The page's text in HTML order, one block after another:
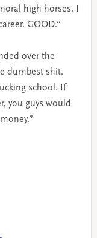
high horses. I
GOOD.”
over the
dumbest shit.
school. If
you guys would